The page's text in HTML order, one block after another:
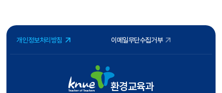
개인정보처리방침 이메일무단수집거부
환경교육과